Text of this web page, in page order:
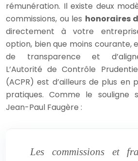
rémunération. Il existe deux
commissions, ou les honoraires
directement à votre
option, bien que moins courante,
de transparence et
L’Autorité de Contrôle
(ACPR) est d’ailleurs de plus en
pratiques. Comme le souligne
Jean-Paul Faugère :
Les commissions et